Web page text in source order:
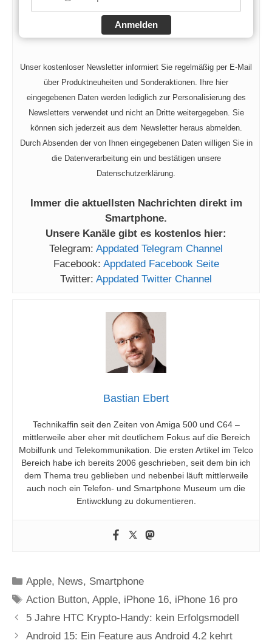
o
Anmelden
Unser kostenloser Newsletter informiert Sie regelmäßig per E-Mail
über Produktneuheiten und Sonderaktionen. Ihre hier
eingegebenen Daten werden lediglich zur Personalisierung des
Newsletters verwendet und nicht an Dritte weitergegeben. Sie
können sich jederzeit aus dem Newsletter heraus abmelden.
Durch Absenden der von Ihnen eingegebenen Daten willigen Sie in
die Datenverarbeitung ein und bestätigen unsere
Datenschutzerklärung.
Immer die aktuellsten Nachrichten direkt im
Smartphone.
Unsere Kanäle gibt es kostenlos hier:
Telegram: Appdated Telegram Channel
Facebook: Appdated Facebook Seite
Twitter: Appdated Twitter Channel
Bastian Ebert
Technikaffin seit den Zeiten von Amiga 500 und C64 –
mittlerweile aber eher mit deutlichem Fokus auf die Bereich
Mobilfunk und Telekommunikation. Die ersten Artikel im Telco
Bereich habe ich bereits 2006 geschrieben, seit dem bin ich
dem Thema treu geblieben und nebenbei läuft mittlerweile
auch noch ein Telefon- und Smartphone Museum um die
Entiwcklung zu dokumentieren.
Kategorien
Apple, News, Smartphone
Schlagwörter
Action Button,Apple, iPhone 16, iPhone 16 pro
5 Jahre HTC Krypto-Handy: kein Erfolgsmodell
Android 15: Ein Feature aus Android 4.2 kehrt